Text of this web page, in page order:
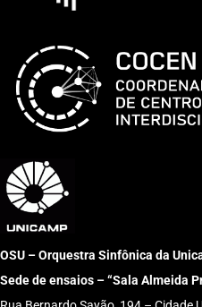
OSU – Orquestra Sinfônica da
Sede de ensaios – “Sala Almeida